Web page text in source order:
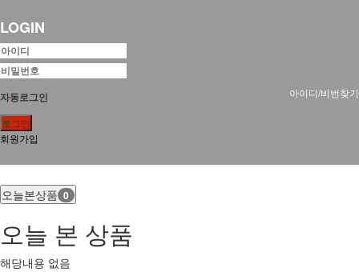
LOGIN
자동로그인 아이디/비번찾기
로그인
회원가입
오늘본상품 0
오늘 본 상품
해당내용 없음